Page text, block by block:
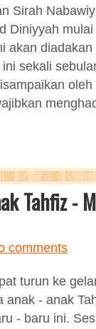
Sirah
Diniyyah
akan
sekali
Tahfiz -
comments
turun ke
anak - anak
- baru ini.